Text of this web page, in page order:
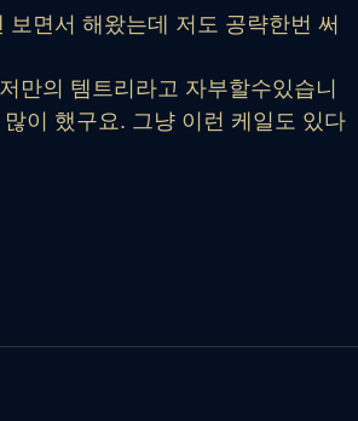
보면서 해왔는데 저도 공략한번 써
만의 템트리라고 자부할수있습니
이 했구요. 그냥 이런 케일도 있다